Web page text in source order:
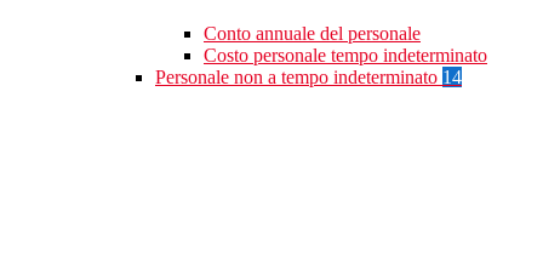
Conto annuale del personale
Costo personale tempo indeterminato
Personale non a tempo indeterminato 14